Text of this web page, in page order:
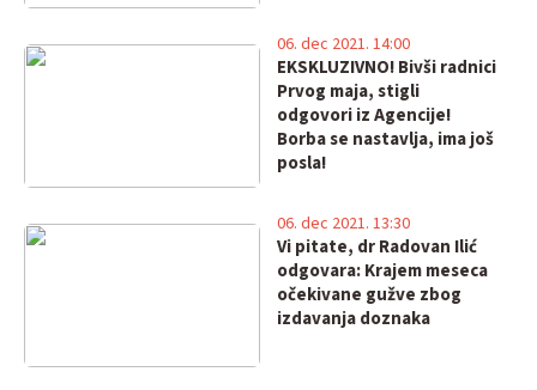
EKSKLUZIVNO! Bivši radnici
Prvog maja, stigli
odgovori iz Agencije!
Borba se nastavlja, ima još
posla!
06. dec 2021. 14:00
Vi pitate, dr Radovan Ilić
odgovara: Krajem meseca
očekivane gužve zbog
izdavanja doznaka
06. dec 2021. 13:30